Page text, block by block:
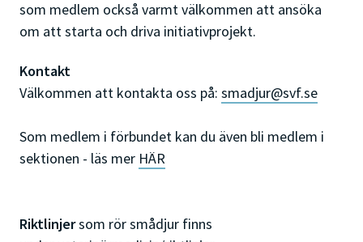
som medlem också varmt välkommen att ansöka
om att starta och driva initiativprojekt.
Kontakt
Välkommen att kontakta oss på: smadjur@svf.se
Som medlem i förbundet kan du även bli medlem i
sektionen - läs mer HÄR
Riktlinjersom rör smådjur finns